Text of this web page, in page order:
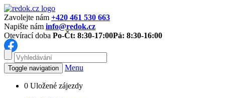
Zavolejte nám +420 461 530 663
Napište nám info@redok.cz
Otevírací doba Po-Čt: 8:30-17:00Pá: 8:30-16:00
Toggle navigation Menu
0 Uložené zájezdy